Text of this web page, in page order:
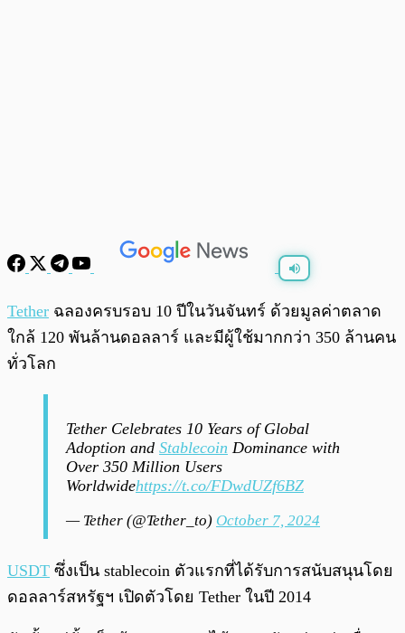
/
Tether ฉลองครบรอบ 10 ปีในวันจันทร์ ด้วยมูลค่าตลาด
ใกล้ 120 พันล้านดอลลาร์ และมีผู้ใช้มากกว่า 350 ล้านคน
ทั่วโลก
Tether Celebrates 10 Years of Global
Adoption and Stablecoin Dominance with
Over 350 Million Users
Worldwidehttps://t.co/FDwdUZf6BZ
— Tether (@Tether_to) October 7, 2024
USDT ซึ่งเป็น stablecoin ตัวแรกที่ได้รับการสนับสนุนโดย
ดอลลาร์สหรัฐฯ เปิดตัวโดย Tether ในปี 2014